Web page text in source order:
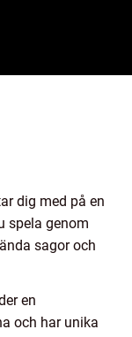
dig med på en
spela genom
sagor och
en
och har unika